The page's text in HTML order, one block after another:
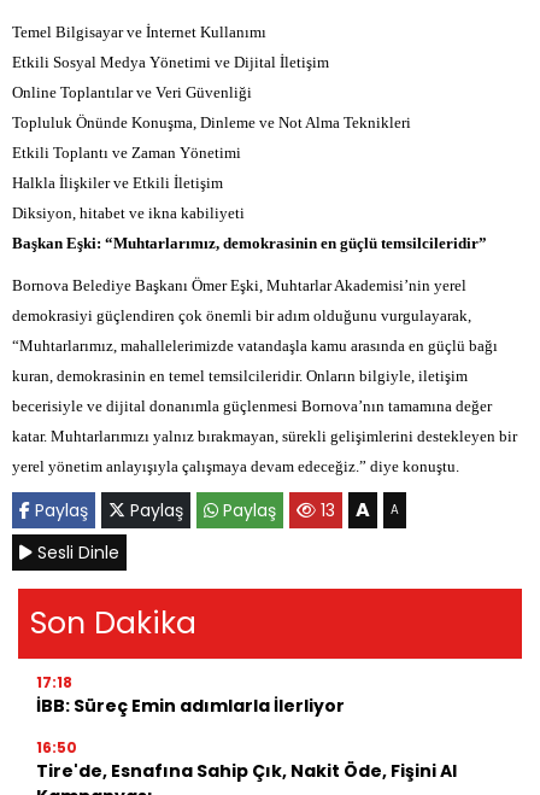
Temel Bilgisayar ve İnternet Kullanımı
Etkili Sosyal Medya Yönetimi ve Dijital İletişim
Online Toplantılar ve Veri Güvenliği
Topluluk Önünde Konuşma, Dinleme ve Not Alma Teknikleri
Etkili Toplantı ve Zaman Yönetimi
Halkla İlişkiler ve Etkili İletişim
Diksiyon, hitabet ve ikna kabiliyeti
Başkan Eşki: “Muhtarlarımız, demokrasinin en güçlü temsilcileridir”
Bornova Belediye Başkanı Ömer Eşki, Muhtarlar Akademisi’nin yerel
demokrasiyi güçlendiren çok önemli bir adım olduğunu vurgulayarak,
“Muhtarlarımız, mahallelerimizde vatandaşla kamu arasında en güçlü bağı
kuran, demokrasinin en temel temsilcileridir. Onların bilgiyle, iletişim
becerisiyle ve dijital donanımla güçlenmesi Bornova’nın tamamına değer
katar. Muhtarlarımızı yalnız bırakmayan, sürekli gelişimlerini destekleyen bir
yerel yönetim anlayışıyla çalışmaya devam edeceğiz.” diye konuştu.
Paylaş Paylaş Paylaş 13 A A
Sesli Dinle
Son Dakika
17:18
İBB: Süreç Emin adımlarla İlerliyor
16:50
Tire'de, Esnafına Sahip Çık, Nakit Öde, Fişini Al